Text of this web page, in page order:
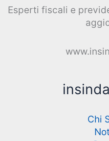
Esperti fiscali e
Chi